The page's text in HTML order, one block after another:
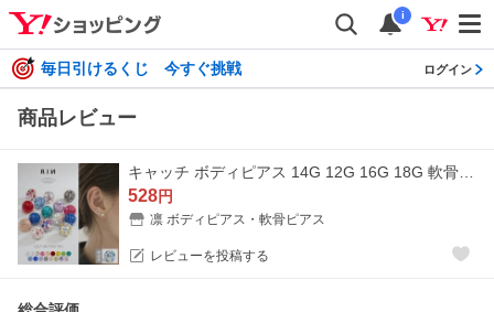
i
毎日引けるくじ 今すぐ挑戦 ログイン
商品レビュー
528円
凛 ボディピアス・軟骨ピアス
レビューを投稿する